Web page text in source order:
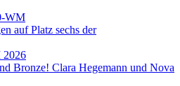
WM
auf Platz sechs der
2026
Bronze! Clara Hegemann und Nova